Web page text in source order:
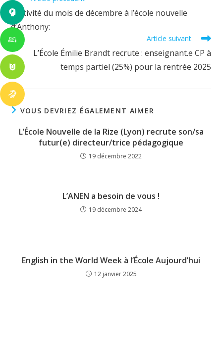
more
articles
Festivité du mois de décembre à l’école nouvelle
d’Anthony:
Article suivant
L’École Émilie Brandt recrute : enseignant.e CP à
temps partiel (25%) pour la rentrée 2025
VOUS DEVRIEZ ÉGALEMENT AIMER
L’École Nouvelle de la Rize (Lyon) recrute son/sa
futur(e) directeur/trice pédagogique
19 décembre 2022
L’ANEN a besoin de vous !
19 décembre 2024
English in the World Week à l’École Aujourd’hui
12 janvier 2025